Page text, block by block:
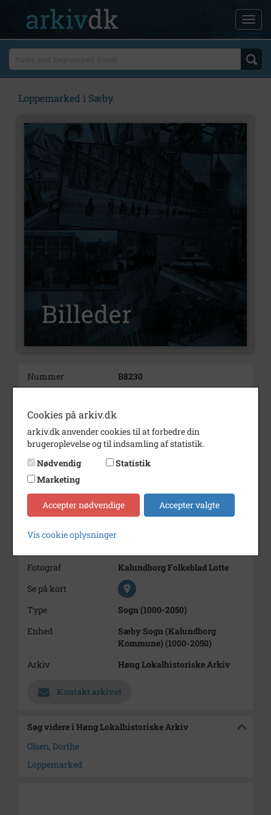
Loppemarked i Sæby.
Nummer
B8230
Beskrivelse
Gamle ting og sager, kan også
være
Pengene bruges som regel til
formål.
1. Dorthe f. Olsen.
Fotograf
Kalundborg Folkeblad Lotte
Se på kort
Type
Sogn (1000-2050)
Enhed
Sæby Sogn (Kalundborg
Kommune) (1000-2050)
Arkiv
Høng Lokalhistoriske Arkiv
Kontakt arkivet
Søg videre i Høng Lokalhistoriske Arkiv
Olsen, Dorthe
Loppemarked
Cookies på arkiv.dk
arkiv.dk anvender cookies til at forbedre din
brugeroplevelse og til indsamling af statistik.
Nødvendig
Statistik
Marketing
Accepter nødvendige Accepter valgte
Vis cookie oplysninger